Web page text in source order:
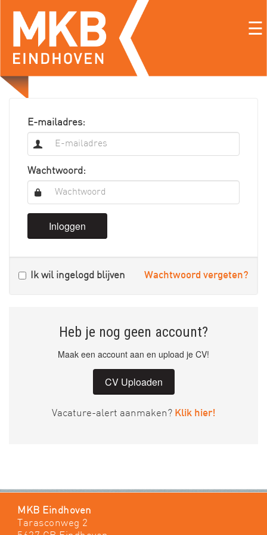
☰
E-mailadres:
Wachtwoord:
Inloggen
Ik wil ingelogd blijven Wachtwoord vergeten?
Heb je nog geen account?
Maak een account aan en upload je CV!
CV Uploaden
Vacature-alert aanmaken? Klik hier!
MKB Eindhoven
Tarasconweg 2